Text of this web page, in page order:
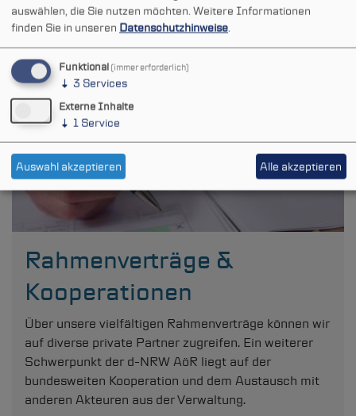
Rahmenverträge &
Kooperationen
Über unsere vielfältigen Rahmenverträge können wir
auf diverse private Partner zugreifen. Ein weiterer
Schwerpunkt der d-NRWAöR liegt auf der
bundesweiten Kooperation und dem Austausch mit
anderen Akteuren aus der Verwaltung.
auswählen, die Sie nutzen möchten. Weitere Informationen
finden Sie in unseren Datenschutzhinweise.
Funktional(immer erforderlich)
↓ 3 Services
Externe Inhalte
↓ 1 Service
Auswahl akzeptieren Alle akzeptieren